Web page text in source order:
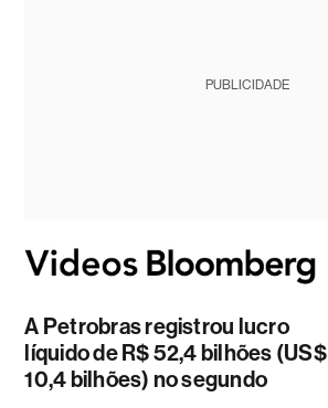
PUBLICIDADE
A Petrobras registrou lucro
líquido de R$ 52,4 bilhões (US$
10,4 bilhões) no segundo